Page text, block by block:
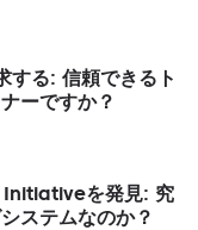
る: 信頼できるト
ーですか？
を発見: 究
ステムなのか？